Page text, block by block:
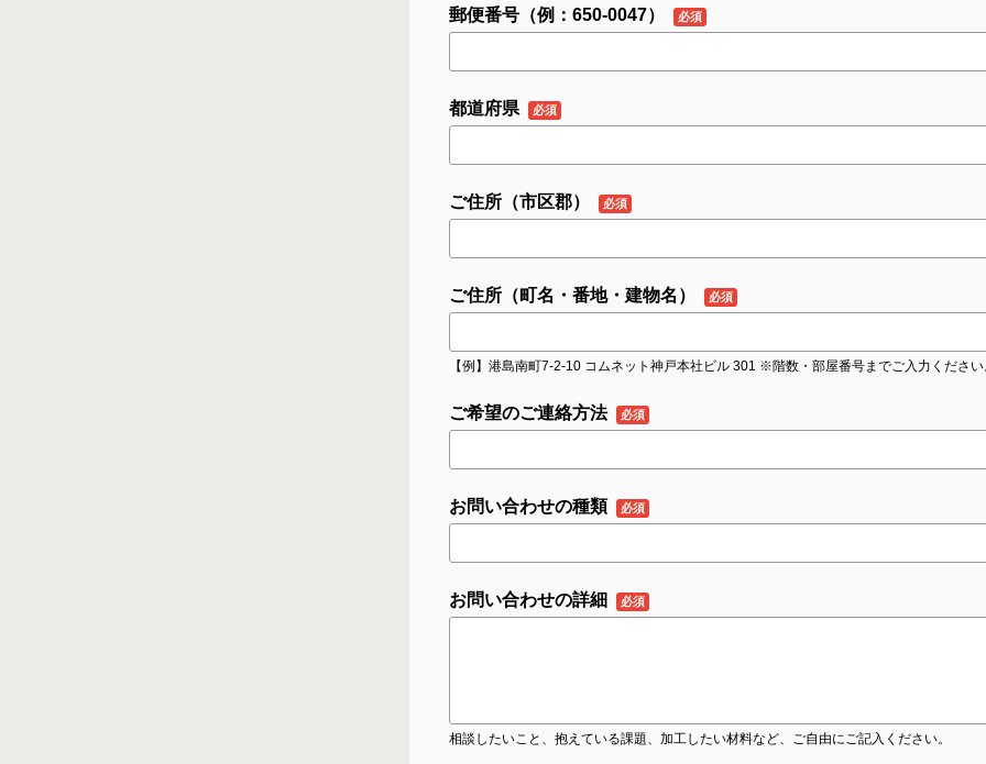
郵便番号（例：650-0047）
都道府県
ご住所（市区郡）
ご住所（町名・番地・建物名）
【例】港島南町7-2-10 コムネット神戸本社ビル 301 ※階数・部屋番号までご入力くださ
ご希望のご連絡方法
お問い合わせの種類
お問い合わせの詳細
相談したいこと、抱えている課題、加工したい材料など、ご自由にご記入ください。